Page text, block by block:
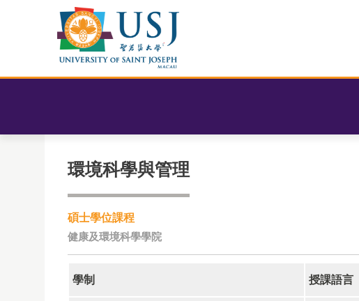
環境科學與管理
碩士學位課程
健康及環境科學學院
學制 授課語言